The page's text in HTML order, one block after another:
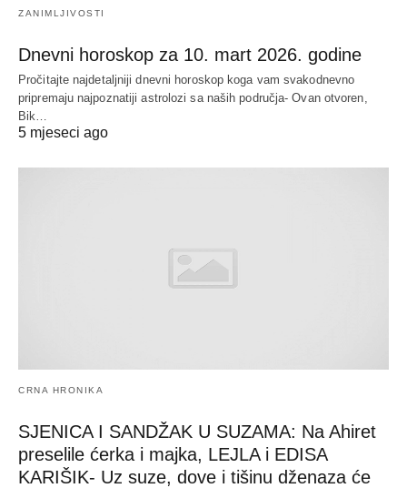
ZANIMLJIVOSTI
Dnevni horoskop za 10. mart 2026. godine
Pročitajte najdetaljniji dnevni horoskop koga vam svakodnevno
pripremaju najpoznatiji astrolozi sa naših područja- Ovan otvoren,
Bik…
5 mjeseci ago
CRNA HRONIKA
SJENICA I SANDŽAK U SUZAMA: Na Ahiret
preselile ćerka i majka, LEJLA i EDISA
KARIŠIK- Uz suze, dove i tišinu dženaza će